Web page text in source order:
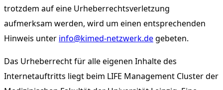
trotzdem auf eine Urheberrechtsverletzung
aufmerksam werden, wird um einen entsprechenden
Hinweis unter info@kimed-netzwerk.degebeten.
Das Urheberrecht für alle eigenen Inhalte des
Internetauftritts liegt beim LIFE Management Cluster der